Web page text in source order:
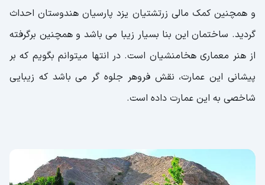
و همچنین کمک مالی زرتشتیان یزد پارسیان هندوستان احداث
گردید. ساختمان این بنا بسیار زیبا می باشد و همچنین برگرفته
از هنر معماری هخامنشیان است. در انتها میتوانم بگویم که بر
پیشانی این عمارت، نقش فروهر جلوه گر می باشد که زیبایی
شاخصی به این عمارت داده است.